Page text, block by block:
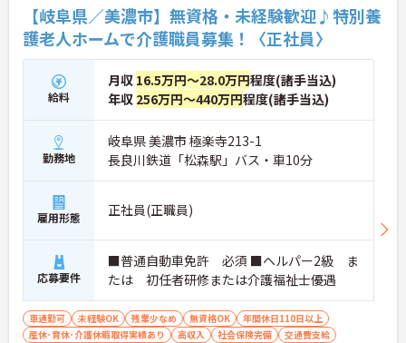
【岐阜県／美濃市】無資格・未経験歓迎♪特別養
護老人ホームで介護職員募集！〈正社員〉
給料
月収 16.5万円～28.0万円程度(諸手当込)
年収 256万円～440万円程度(諸手当込)
勤務地
岐阜県 美濃市 極楽寺213-1
長良川鉄道「松森駅」バス・車10分
雇用形態 正社員(正職員)
応募要件
■普通自動車免許 必須 ■ヘルパー2級 ま
たは 初任者研修または介護福祉士優遇
車通勤可 未経験OK 残業少なめ 無資格OK
年間休日110日以上
産休･育休･介護休暇取得実績あり
高収入 社会保険完備
交通費支給